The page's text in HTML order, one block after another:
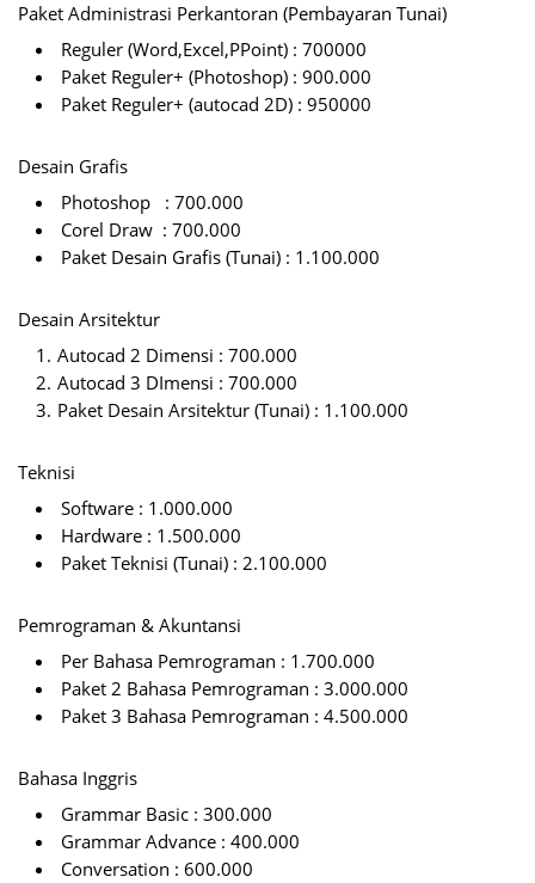
Paket Administrasi Perkantoran (Pembayaran Tunai)
Reguler (Word,Excel,PPoint) : 700000
Paket Reguler+ (Photoshop) : 900.000
Paket Reguler+ (autocad 2D) : 950000
Desain Grafis
Photoshop : 700.000
Corel Draw : 700.000
Paket Desain Grafis (Tunai) : 1.100.000
Desain Arsitektur
Autocad 2 Dimensi : 700.000
Autocad 3 DImensi : 700.000
Paket Desain Arsitektur (Tunai) : 1.100.000
Teknisi
Software : 1.000.000
Hardware : 1.500.000
Paket Teknisi (Tunai) : 2.100.000
Pemrograman & Akuntansi
Per Bahasa Pemrograman : 1.700.000
Paket 2 Bahasa Pemrograman : 3.000.000
Paket 3 Bahasa Pemrograman : 4.500.000
Bahasa Inggris
Grammar Basic : 300.000
Grammar Advance : 400.000
Conversation : 600.000